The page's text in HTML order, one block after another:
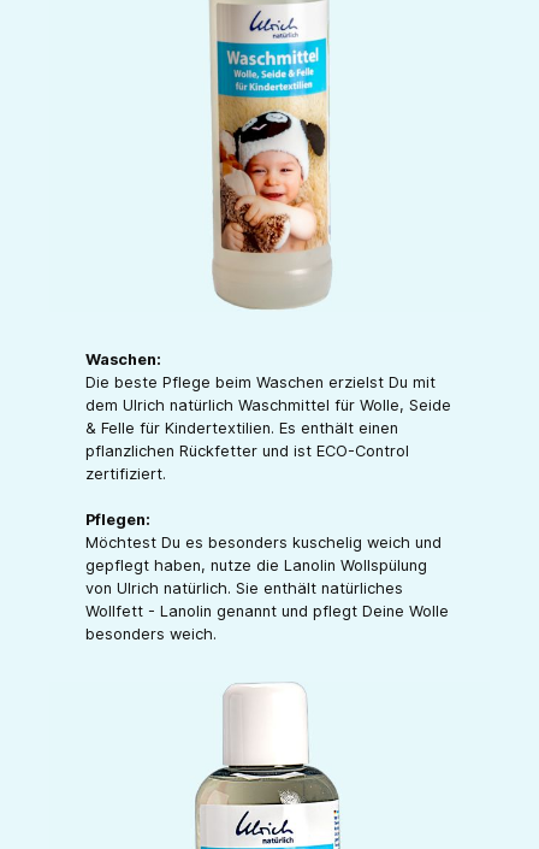
Waschen:
Die beste Pflege beim Waschen erzielst Du mit
dem Ulrich natürlich Waschmittel für Wolle, Seide
& Felle für Kindertextilien. Es enthält einen
pflanzlichen Rückfetter und ist ECO-Control
zertifiziert.
Pflegen:
Möchtest Du es besonders kuschelig weich und
gepflegt haben, nutze die Lanolin Wollspülung
von Ulrich natürlich. Sie enthält natürliches
Wollfett - Lanolin genannt und pflegt Deine Wolle
besonders weich.